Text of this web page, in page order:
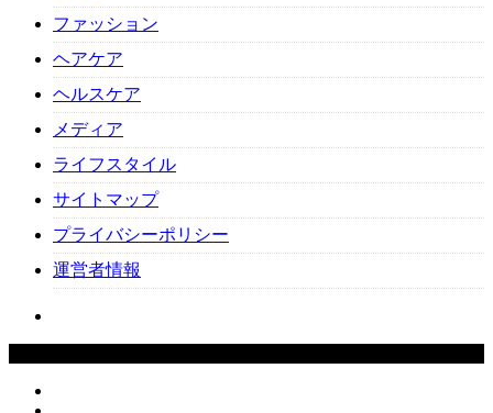
ファッション
ヘアケア
ヘルスケア
メディア
ライフスタイル
サイトマップ
プライバシーポリシー
運営者情報